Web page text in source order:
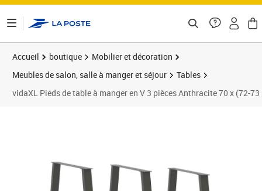
Accueil boutique
Mobilier et décoration
Meubles de salon, salle à manger et séjour
Tables
vidaXL Pieds de table à manger en V 3 pièces Anthracite 70 x (72-